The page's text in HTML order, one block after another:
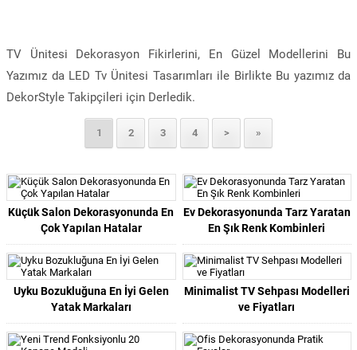
TV Ünitesi Dekorasyon Fikirlerini, En Güzel Modellerini Bu
Yazımız da LED Tv Ünitesi Tasarımları ile Birlikte Bu yazımız da
DekorStyle Takipçileri için Derledik.
1 2 3 4 > »
Küçük Salon Dekorasyonunda En
Çok Yapılan Hatalar
Ev Dekorasyonunda Tarz Yaratan
En Şık Renk Kombinleri
Uyku Bozukluğuna En İyi Gelen
Yatak Markaları
Minimalist TV Sehpası Modelleri
ve Fiyatları